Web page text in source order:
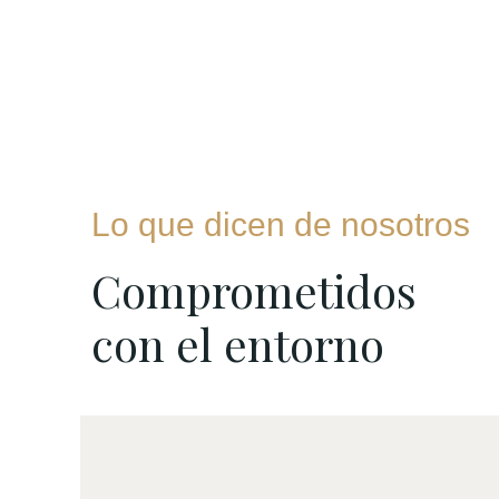
Lo que dicen de nosotros
Comprometidos
con el entorno